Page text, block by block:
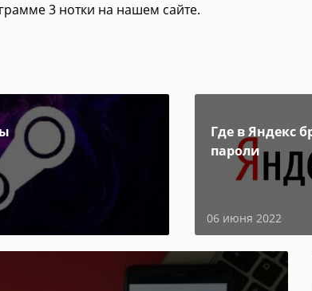
3 нотки на нашем сайте.
Где в Яндекс
пароли
06 июня 2022